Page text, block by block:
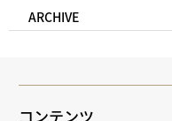
ARCHIVE
コンテンツ